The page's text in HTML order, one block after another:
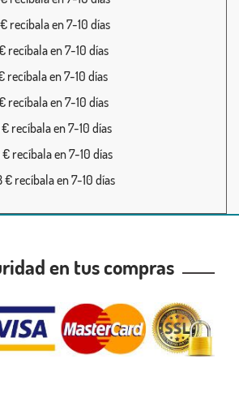
recíbala en 7-10 días
recíbala en 7-10 días
recíbala en 7-10 días
recíbala en 7-10 días
recíbala en 7-10 días
recíbala en 7-10 días
recíbala en 7-10 días
en tus compras